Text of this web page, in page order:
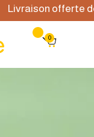
Livraison offerte
0